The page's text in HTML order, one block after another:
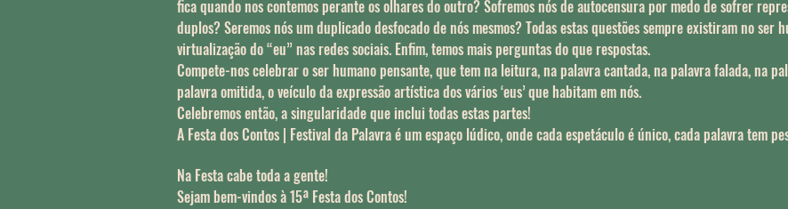
fica quando nos contemos perante os olhares do outro? Sofremos nós de autocensura por medo de sofrer
duplos? Seremos nós um duplicado desfocado de nós mesmos? Todas estas questões sempre existiram no ser
virtualização do “eu” nas redes sociais. Enfim, temos mais perguntas do que respostas.
Compete-nos celebrar o ser humano pensante, que tem na leitura, na palavra cantada, na palavra falada, na
palavra omitida, o veículo da expressão artística dos vários ‘eus’ que habitam em nós.
Celebremos então, a singularidade que inclui todas estas partes!
A Festa dos Contos | Festival da Palavra é um espaço lúdico, onde cada espetáculo é único, cada palavra tem
Na Festa cabe toda a gente!
Sejam bem-vindos à 15ª Festa dos Contos!